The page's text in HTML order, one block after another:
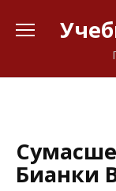
Бианки